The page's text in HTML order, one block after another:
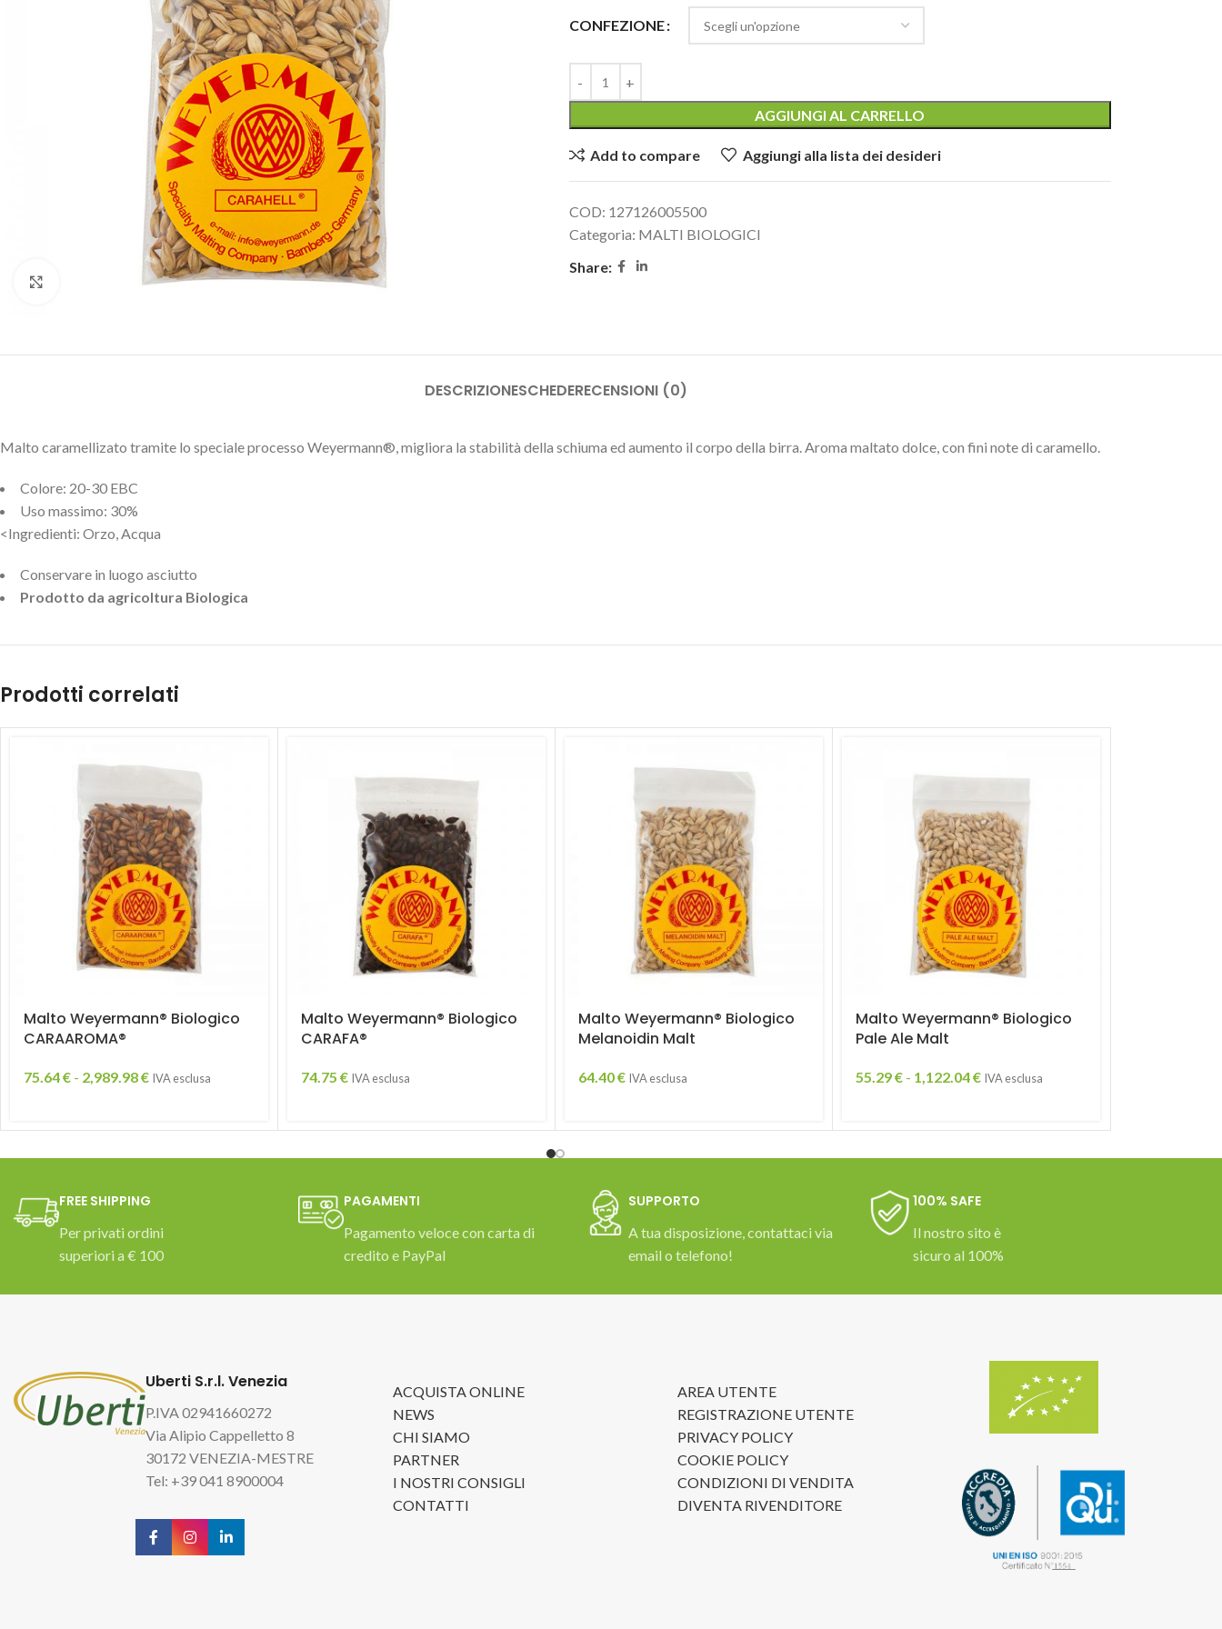
Clicca per ingrandire
CONFEZIONE
AGGIUNGI AL CARRELLO
Add to compare Aggiungi alla lista dei desideri
COD: 127126005500
Categoria: MALTI BIOLOGICI
Share:
DESCRIZIONESCHEDERECENSIONI (0)
Malto caramellizato tramite lo speciale processo Weyermann®, migliora la stabilità della schiuma ed aumento il corpo della birra. Aroma maltato dolce, con fini note di caramello.
Colore: 20-30 EBC
Uso massimo: 30%
<Ingredienti: Orzo, Acqua
Conservare in luogo asciutto
Prodotto da agricoltura Biologica
Prodotti correlati
Malto Weyermann® Biologico
CARAAROMA®
75.64€ - 2,989.98€ IVA esclusa
Malto Weyermann® Biologico
CARAFA®
74.75 € IVA esclusa
Malto Weyermann® Biologico
Melanoidin Malt
64.40€ IVA esclusa
Malto Weyermann® Biologico
Pale Ale Malt
55.29€ - 1,122.04€ IVA esclusa
FREE SHIPPING
Per privati ordini
superiori a € 100
PAGAMENTI
Pagamento veloce con carta di
credito e PayPal
SUPPORTO
A tua disposizione, contattaci via
email o telefono!
100% SAFE
Il nostro sito è
sicuro al 100%
Uberti S.r.l. Venezia
P.IVA 02941660272
Via Alipio Cappelletto 8
30172 VENEZIA-MESTRE
Tel: +39 041 8900004
ACQUISTA ONLINE
NEWS
CHI SIAMO
PARTNER
I NOSTRI CONSIGLI
CONTATTI
AREA UTENTE
REGISTRAZIONE UTENTE
PRIVACY POLICY
COOKIE POLICY
CONDIZIONI DI VENDITA
DIVENTA RIVENDITORE